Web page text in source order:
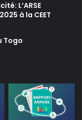
L’ARSE
à la CEET
Togo